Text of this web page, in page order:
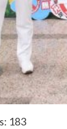
183